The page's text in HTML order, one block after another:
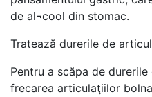
de al¬cool din stomac.
Tratează durerile de
Pentru a scăpa de
frecarea articulaţiilor